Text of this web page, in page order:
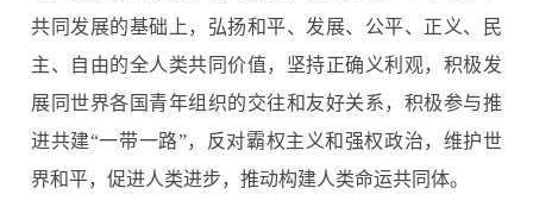
共同发展的基础上，弘扬和平、发展、公平、正义、民
主、自由的全人类共同价值，坚持正确义利观，积极发
展同世界各国青年组织的交往和友好关系，积极参与推
进共建“一带一路”，反对霸权主义和强权政治，维护世
界和平，促进人类进步，推动构建人类命运共同体。